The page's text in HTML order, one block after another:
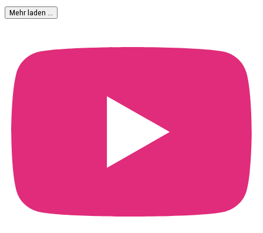
Mehr laden …